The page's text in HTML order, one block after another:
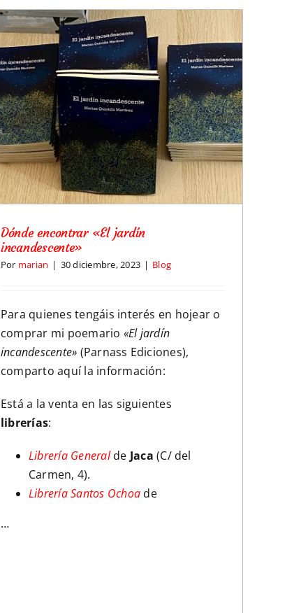
Dónde encontrar «El jardín
incandescente»
Por marian | 30 diciembre, 2023 | Blog
Para quienes tengáis interés en hojear o
comprar mi poemario «El jardín
incandescente» (Parnass Ediciones),
comparto aquí la información:
Está a la venta en las siguientes
librerías:
Librería Generalde Jaca (C/ del
Carmen, 4).
Librería Santos Ochoa de
…